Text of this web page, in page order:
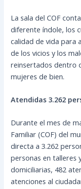
La sala del COF
diferente índole, los
calidad de vida para
de los vicios y los
reinsertados dentro
mujeres de bien.
Atendidas 3.262
Durante el mes de
Familiar (COF) del
directa a 3.262
personas en talleres
domiciliarias, 482
atenciones al